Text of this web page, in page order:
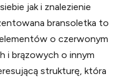
jak i znalezienie
bransoletka to
o czerwonym
i brązowych o innym
strukturę, która